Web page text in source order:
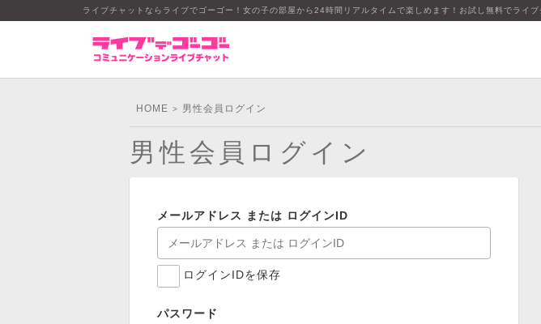
ライブチャットならライブでゴーゴー！女の子の部屋から24時間リアルタイムで楽しめます！お試し無料でライブ
HOME > 男性会員ログイン
男性会員ログイン
メールアドレス または ログインID
ログインIDを保存
パスワード